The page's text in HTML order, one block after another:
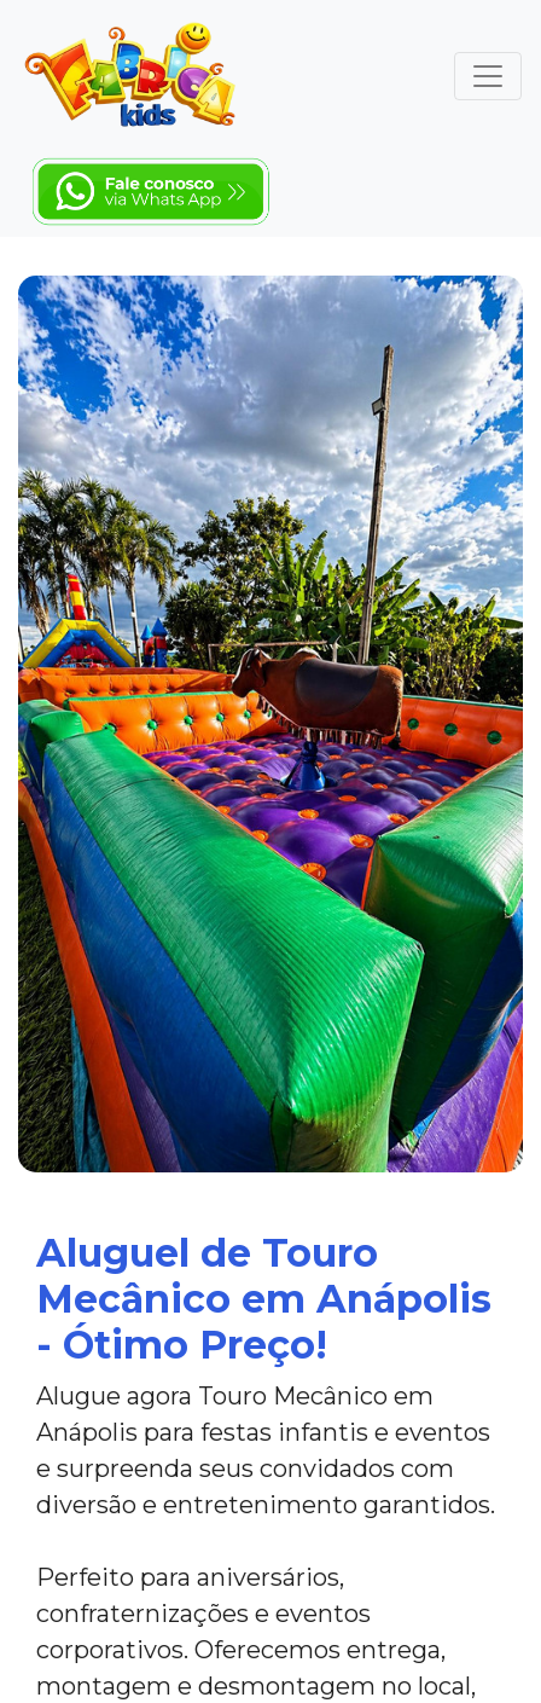
Aluguel de Touro
Mecânico em Anápolis
- Ótimo Preço!
Alugue agora Touro Mecânico em
Anápolis para festas infantis e eventos
e surpreenda seus convidados com
diversão e entretenimento garantidos.
Perfeito para aniversários,
confraternizações e eventos
corporativos. Oferecemos entrega,
montagem e desmontagem no local,